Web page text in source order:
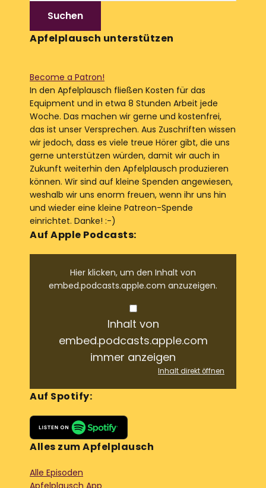
Apfelplausch unterstützen
Become a Patron!
In den Apfelplausch fließen Kosten für das
Equipment und in etwa 8 Stunden Arbeit jede
Woche. Das machen wir gerne und kostenfrei,
das ist unser Versprechen. Aus Zuschriften wissen
wir jedoch, dass es viele treue Hörer gibt, die uns
gerne unterstützen würden, damit wir auch in
Zukunft weiterhin den Apfelplausch produzieren
können. Wir sind auf kleine Spenden angewiesen,
weshalb wir uns enorm freuen, wenn ihr uns hin
und wieder eine kleine Patreon-Spende
einrichtet. Danke! :-)
Auf Apple Podcasts:
Hier klicken, um den Inhalt von
embed.podcasts.apple.com anzuzeigen.
Inhalt von
embed.podcasts.apple.com
immer anzeigen
Inhalt direkt öffnen
Auf Spotify:
Alles zum Apfelplausch
Alle Episoden
Apfelplausch App